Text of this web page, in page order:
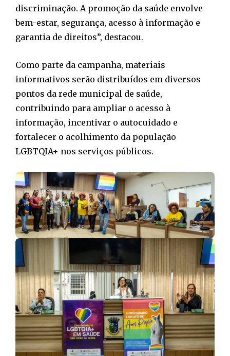
discriminação. A promoção da saúde envolve
bem-estar, segurança, acesso à informação e
garantia de direitos”, destacou.
Como parte da campanha, materiais
informativos serão distribuídos em diversos
pontos da rede municipal de saúde,
contribuindo para ampliar o acesso à
informação, incentivar o autocuidado e
fortalecer o acolhimento da população
LGBTQIA+ nos serviços públicos.